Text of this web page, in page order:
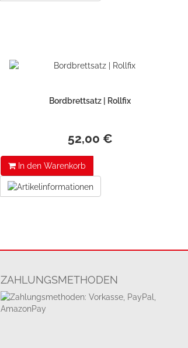
Bordbrettsatz | Rollfix
52,00 €
In den Warenkorb
ZAHLUNGSMETHODEN